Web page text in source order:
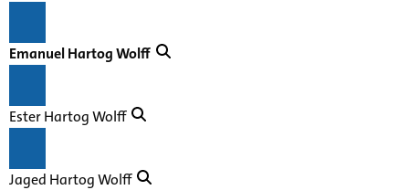
Emanuel Hartog Wolff
Ester Hartog Wolff
Jaged Hartog Wolff